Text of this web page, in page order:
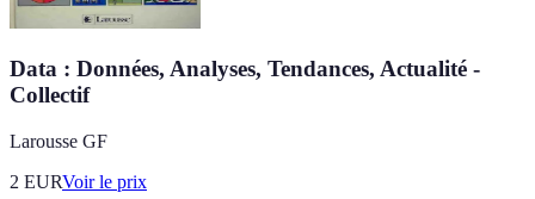
Data : Données, Analyses, Tendances, Actualité -
Collectif
Larousse GF
2 EURVoir le prix